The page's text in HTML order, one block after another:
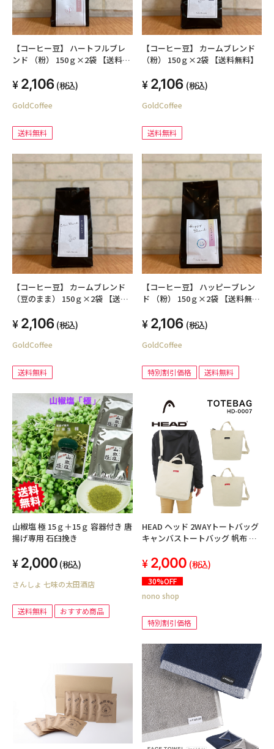
【コーヒー豆】 ハートフルブレ
ンド （粉） 150ｇ×2袋 【送料無
2,106 (税込)
GoldCoffee
送料無料
【コーヒー豆】 カームブレンド
（粉） 150ｇ×2袋 【送料無料】
2,106 (税込)
GoldCoffee
送料無料
【コーヒー豆】 カームブレンド
（豆のまま） 150ｇ×2袋 【送料
2,106 (税込)
GoldCoffee
送料無料
【コーヒー豆】 ハッピーブレン
ド （粉） 150ｇ×2袋 【送料無
2,106 (税込)
GoldCoffee
特別割引価格 送料無料
山椒塩 極 15ｇ＋15ｇ 容器付き 唐
揚げ専用 石臼挽き
2,000 (税込)
さんしょ 七味の太田酒店
送料無料 おすすめ商品
HEAD ヘッド 2WAYトートバッグ
キャンバストートバッグ 帆布 ハ
ルダーベルト付き 軽量 ブランド
ロゴ 通勤 通学 塾 アウトドア ス
クールバッグ サブバッグ マイバ
ッグ おしゃれ エコバッグ キッズ
ディース 男女兼用 HD-0007
2,000 (税込)
30%OFF
nono shop
特別割引価格